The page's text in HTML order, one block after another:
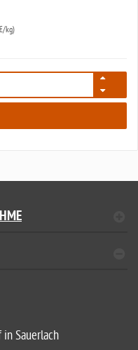
kg)
7592
Sauerlach